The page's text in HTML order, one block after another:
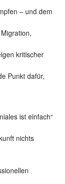
– und dem
kritischer
Punkt dafür,
ist einfach“
nichts